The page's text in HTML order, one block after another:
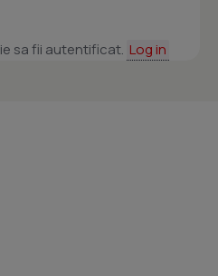
sa fii autentificat. Log in